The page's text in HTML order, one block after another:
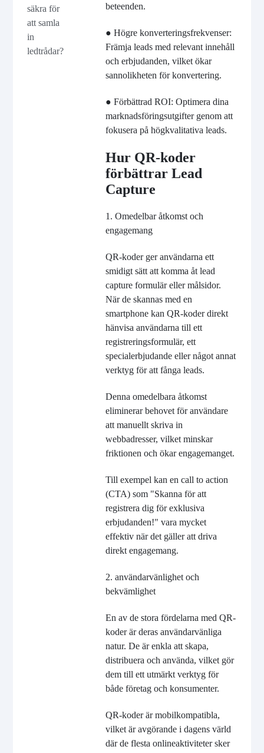
säkra för
att samla
in
ledtrådar?
beteenden.
● Högre konverteringsfrekvenser:
Främja leads med relevant innehåll
och erbjudanden, vilket ökar
sannolikheten för konvertering.
● Förbättrad ROI: Optimera dina
marknadsföringsutgifter genom att
fokusera på högkvalitativa leads.
Hur QR-koder
förbättrar Lead
Capture
1. Omedelbar åtkomst och
engagemang
QR-koder ger användarna ett
smidigt sätt att komma åt lead
capture formulär eller målsidor.
När de skannas med en
smartphone kan QR-koder direkt
hänvisa användarna till ett
registreringsformulär, ett
specialerbjudande eller något annat
verktyg för att fånga leads.
Denna omedelbara åtkomst
eliminerar behovet för användare
att manuellt skriva in
webbadresser, vilket minskar
friktionen och ökar engagemanget.
Till exempel kan en call to action
(CTA) som "Skanna för att
registrera dig för exklusiva
erbjudanden!" vara mycket
effektiv när det gäller att driva
direkt engagemang.
2. användarvänlighet och
bekvämlighet
En av de stora fördelarna med QR-
koder är deras användarvänliga
natur. De är enkla att skapa,
distribuera och använda, vilket gör
dem till ett utmärkt verktyg för
både företag och konsumenter.
QR-koder är mobilkompatibla,
vilket är avgörande i dagens värld
där de flesta onlineaktiviteter sker